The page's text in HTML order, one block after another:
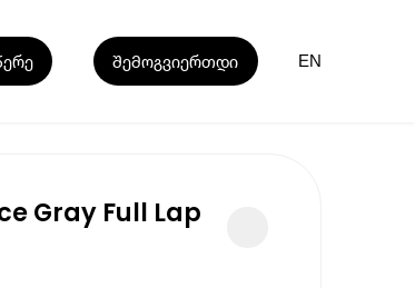
შემოგვიერთდი EN
Gray Full Lap